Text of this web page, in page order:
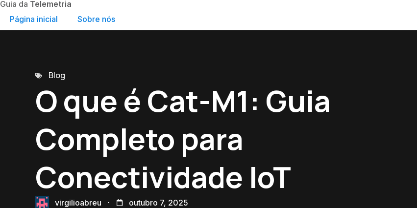
Guia da Telemetria
Página inicial
Sobre nós
Blog
O que é Cat-M1: Guia
Completo para
Conectividade IoT
virgilioabreu outubro 7, 2025